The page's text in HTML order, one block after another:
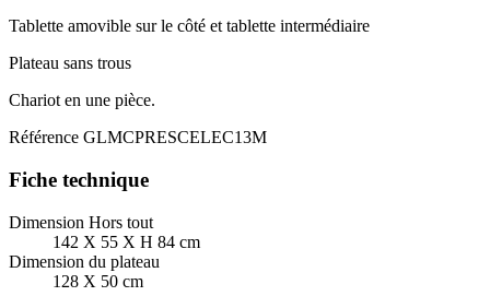
Tablette amovible sur le côté et tablette intermédiaire
Plateau sans trous
Chariot en une pièce.
Référence GLMCPRESCELEC13M
Fiche technique
Dimension Hors tout
142 X 55 X H 84 cm
Dimension du plateau
128 X 50 cm